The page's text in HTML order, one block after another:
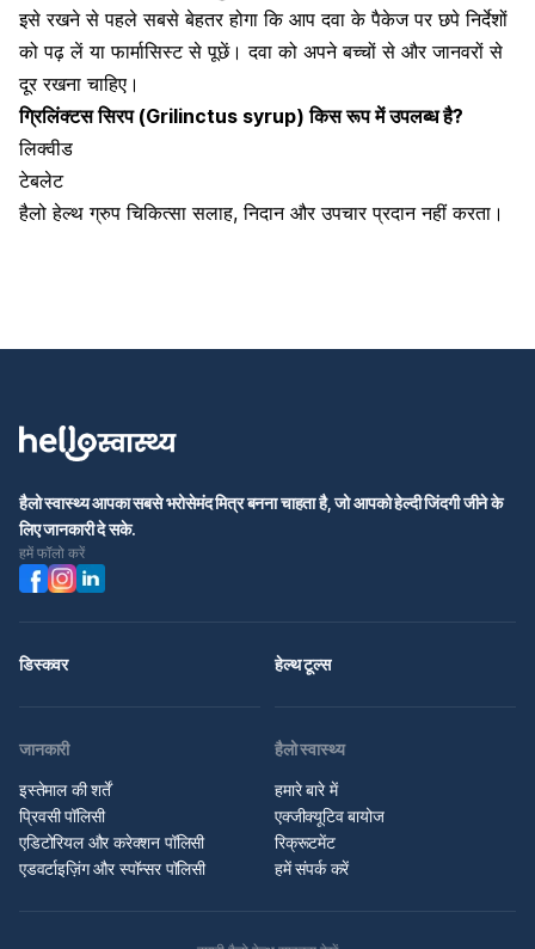
इसे रखने से पहले सबसे बेहतर होगा कि आप दवा के पैकेज पर छपे निर्देशों
को पढ़ लें या फार्मासिस्ट से पूछें। दवा को अपने बच्चों से औरजानवरों से
दूर रखना चाहिए।
ग्रिलिंक्टससिरप (Grilinctus syrup) किस रूप में उपलब्ध है?
लिक्वीड
टेबलेट
हैलो हेल्थ ग्रुप चिकित्सा सलाह, निदान और उपचार प्रदान नहीं करता।
हैलो स्वास्थ्य आपका सबसे भरोसेमंद मित्र बनना चाहता है, जो आपको हेल्दी जिंदगी जीने के
लिए जानकारी दे सके.
हमें फॉलो करें
डिस्कवर हेल्थ टूल्स
जानकारी
इस्तेमाल की शर्तें
प्रिवसी पॉलिसी
एडिटोरियल और करेक्शन पॉलिसी
एडवर्टाइज़िंग और स्पॉन्सर पॉलिसी
हैलो स्वास्थ्य
हमारे बारे में
एक्जीक्यूटिव बायोज
रिक्रूटमेंट
हमें संपर्क करें